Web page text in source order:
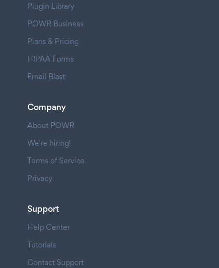
Plugin Library
POWR Business
Plans & Pricing
HIPAA Forms
Email Blast
Company
About POWR
We're hiring!
Terms of Service
Privacy
Support
Help Center
Tutorials
Contact Support